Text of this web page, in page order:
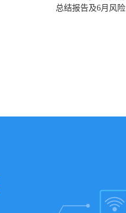
总结报告及6月风险